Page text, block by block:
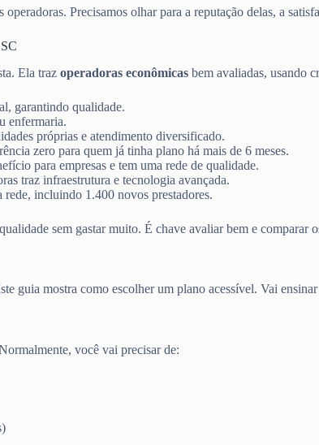
Precisamos olhar para a reputação delas, a
Ela traz operadoras econômicas bem avaliadas, usando
garantindo qualidade.
enfermaria.
próprias e atendimento diversificado.
zero para quem já tinha plano há mais de 6 meses.
para empresas e tem uma rede de qualidade.
traz infraestrutura e tecnologia avançada.
incluindo 1.400 novos prestadores.
sem gastar muito. É chave avaliar bem e comparar
guia mostra como escolher um plano acessível. Vai
você vai precisar de: